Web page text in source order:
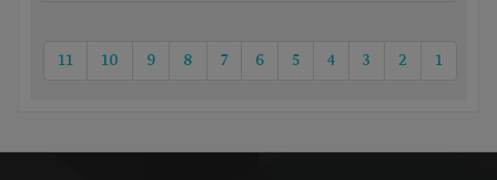
1
2
3
4
5
6
7
8
9
10
11